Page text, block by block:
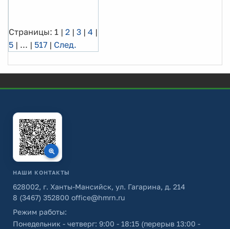
Страницы: 1 | 2 | 3 | 4 |
5 | ... | 517 | След.
НАШИ КОНТАКТЫ
628002, г. Ханты-Мансийск, ул. Гагарина, д. 214
8 (3467) 352800 office@hmrn.ru
Режим работы:
Понедельник - четверг: 9:00 - 18:15 (перерыв 13:00 -